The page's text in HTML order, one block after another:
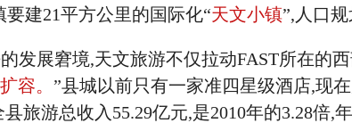
要建21平方公里的国际化“天文小镇”,人口规
发展窘境,天文旅游不仅拉动FAST所在的
容。 ”县城以前只有一家准四星级酒店,现
旅游总收入55.29亿元,是2010年的3.28倍,